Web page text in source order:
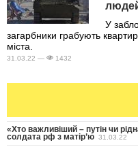
У
загарбники грабують
міста.
31.03.22 — 1432
«Хто важливіший – путін чи
солдата рф з матір’ю 31.03.22